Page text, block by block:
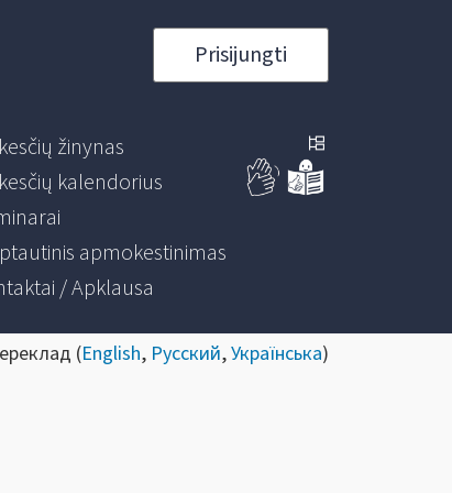
Prisijungti
žinynas
kalendorius
apmokestinimas
/ Apklausa
(English, Русский,Українська)